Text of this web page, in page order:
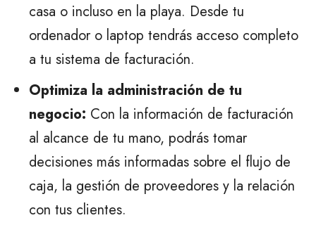
casa o incluso en la playa. Desde tu
ordenador o laptop tendrás acceso completo
a tu sistema de facturación.
Optimiza la administración de tu
negocio: Con la información de facturación
al alcance de tu mano, podrás tomar
decisiones más informadas sobre el flujo de
caja, la gestión de proveedores y la relación
con tus clientes.